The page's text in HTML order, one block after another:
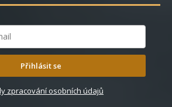
Přihlásit se
zpracování osobních údajů